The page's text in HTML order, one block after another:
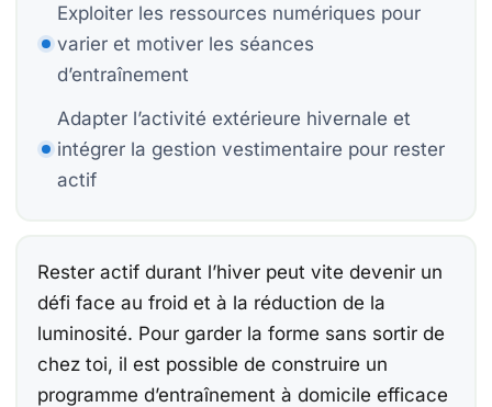
Exploiter les ressources numériques pour
varier et motiver les séances
d’entraînement
Adapter l’activité extérieure hivernale et
intégrer la gestion vestimentaire pour rester
actif
Rester actif durant l’hiver peut vite devenir un
défi face au froid et à la réduction de la
luminosité. Pour garder la forme sans sortir de
chez toi, il est possible de construire un
programme d’entraînement à domicile efficace